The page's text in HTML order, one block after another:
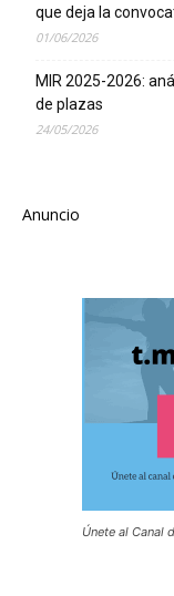
que deja la
01/06/2026
MIR 2025-2026:
de plazas
24/05/2026
Anuncio
Únete al Canal